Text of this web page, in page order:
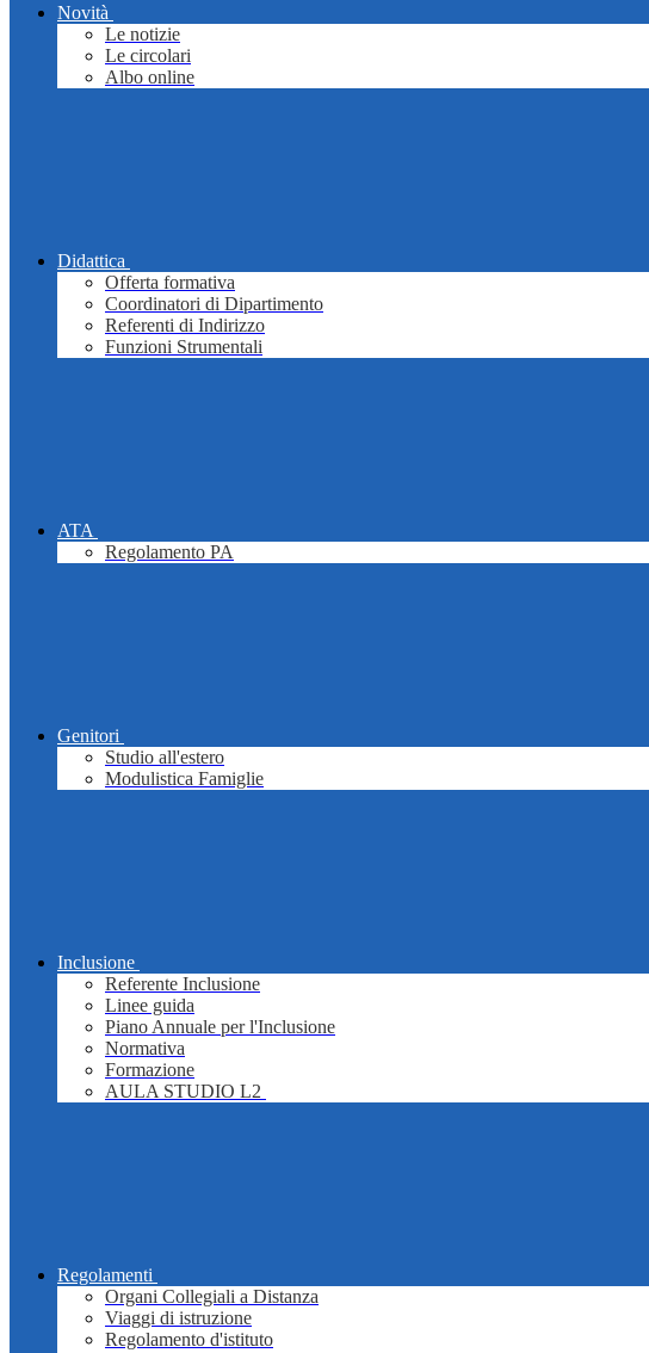
Novità
Le notizie
Le circolari
Albo online
Didattica
Offerta formativa
Coordinatori di Dipartimento
Referenti di Indirizzo
Funzioni Strumentali
ATA
Regolamento PA
Genitori
Studio all'estero
Modulistica Famiglie
Inclusione
Referente Inclusione
Linee guida
Piano Annuale per l'Inclusione
Normativa
Formazione
AULA STUDIO L2
Regolamenti
Organi Collegiali a Distanza
Viaggi di istruzione
Regolamento d'istituto